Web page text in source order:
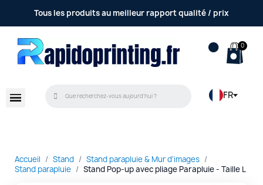
Tous les produits au meilleur rapport qualité / prix
FR
Accueil Stand
Stand parapluie & Mur d'images
Stand parapluie
Stand Pop-up avec pliage Parapluie - Taille L